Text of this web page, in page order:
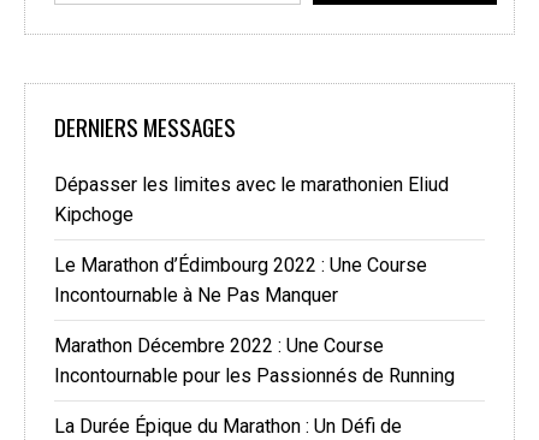
DERNIERS MESSAGES
Dépasser les limites avec le marathonien Eliud
Kipchoge
Le Marathon d’Édimbourg 2022 : Une Course
Incontournable à Ne Pas Manquer
Marathon Décembre 2022 : Une Course
Incontournable pour les Passionnés de Running
La Durée Épique du Marathon : Un Défi de